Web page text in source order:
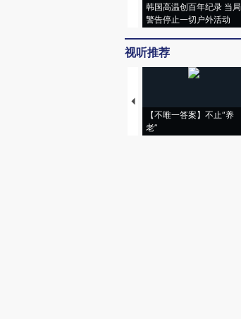
韩国高温创百年纪录 当局
警告停止一切户外活动
视听推荐
【不唯一答案】不止“养
老”